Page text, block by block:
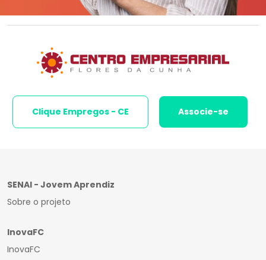
Clique Empregos - CE Associe-se
SENAI - Jovem Aprendiz
Sobre o projeto
InovaFC
InovaFC